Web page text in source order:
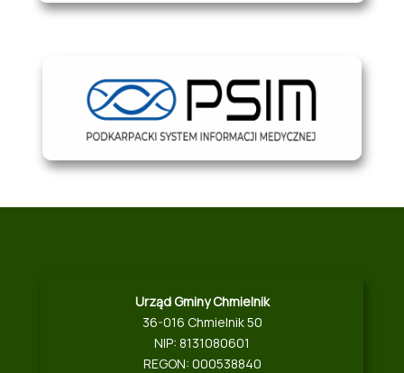
Urząd Gminy Chmielnik
36-016 Chmielnik 50
NIP: 8131080601
REGON: 000538840